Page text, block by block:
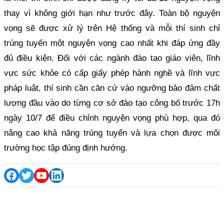
thay vì không giới hạn như trước đây. Toàn bộ nguyện
vọng sẽ được xử lý trên Hệ thống và mỗi thí sinh chỉ
trúng tuyển một nguyện vọng cao nhất khi đáp ứng đầy
đủ điều kiện. Đối với các ngành đào tạo giáo viên, lĩnh
vực sức khỏe có cấp giấy phép hành nghề và lĩnh vực
pháp luật, thí sinh cần căn cứ vào ngưỡng bảo đảm chất
lượng đầu vào do từng cơ sở đào tạo công bố trước 17h
ngày 10/7 để điều chỉnh nguyện vọng phù hợp, qua đó
nâng cao khả năng trúng tuyển và lựa chọn được môi
trường học tập đúng định hướng.